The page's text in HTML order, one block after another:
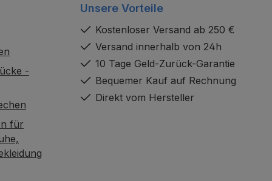
-
für
Unsere Vorteile
Kostenloser Versand ab 250 €
Versand innerhalb von 24h
10 Tage Geld-Zurück-Garantie
Bequemer Kauf auf Rechnung
Direkt vom Hersteller